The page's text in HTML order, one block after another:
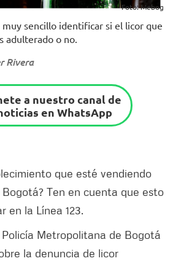
Foto: Mebog
muy sencillo identificar si el licor que
adulterado o no.
Rivera
a nuestro canal de
en WhatsApp
que esté vendiendo
Ten en cuenta que esto
en la Línea 123.
Metropolitana de Bogotá
la denuncia de licor